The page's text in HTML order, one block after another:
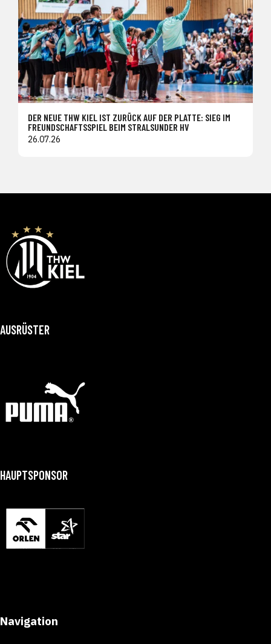
DER NEUE THW KIEL IST ZURÜCK AUF DER PLATTE: SIEG IM
FREUNDSCHAFTSSPIEL BEIM STRALSUNDER HV
26.07.26
AUSRÜSTER
HAUPTSPONSOR
Navigation